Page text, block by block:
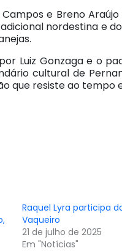
e Breno
nordestina e
Luiz Gonzaga e o
cultural de
que resiste ao tempo
Raquel Lyra participa
Vaqueiro
21 de julho de 2025
Em "Notícias"